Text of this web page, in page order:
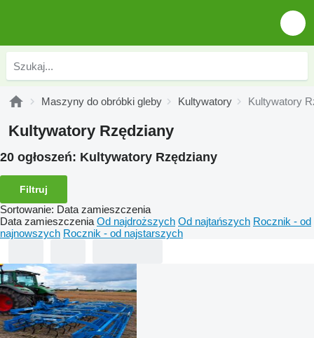
Maszyny do obróbki gleby Kultywatory Kultywatory
Kultywatory Rzędziany
20 ogłoszeń: Kultywatory Rzędziany
Filtruj
Sortowanie: Data zamieszczenia
Data zamieszczenia Od najdroższych Od najtańszych Rocznik - od
najnowszych Rocznik - od najstarszych